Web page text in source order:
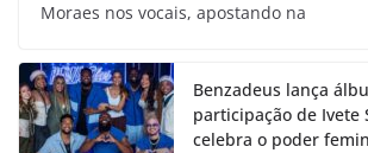
Moraes nos vocais, apostando na
Benzadeus lança
participação de Ivete
celebra o poder